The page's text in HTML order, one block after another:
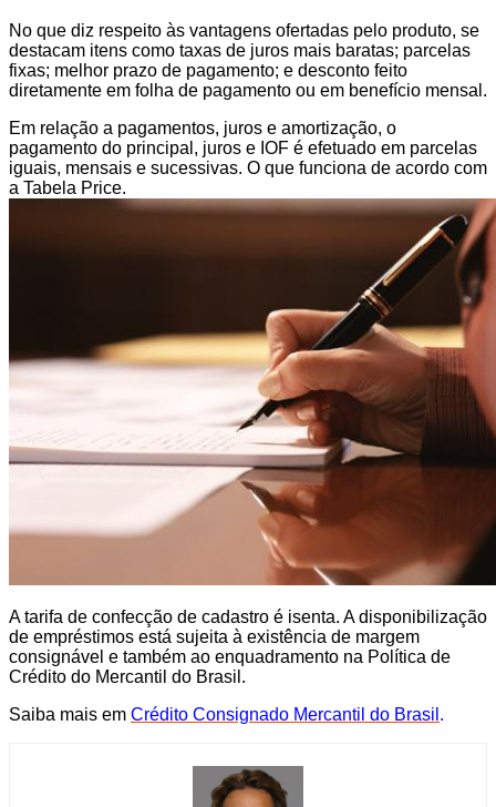
No que diz respeito às vantagens ofertadas pelo produto, se
destacam itens como taxas de juros mais baratas; parcelas
fixas; melhor prazo de pagamento; e desconto feito
diretamente em folha de pagamento ou em benefício mensal.
Em relação a pagamentos, juros e amortização, o
pagamento do principal, juros e IOF é efetuado em parcelas
iguais, mensais e sucessivas. O que funciona de acordo com
a Tabela Price.
A tarifa de confecção de cadastro é isenta. A disponibilização
de empréstimos está sujeita à existência de margem
consignável e também ao enquadramento na Política de
Crédito do Mercantil do Brasil.
Saiba mais em Crédito Consignado Mercantil do Brasil .